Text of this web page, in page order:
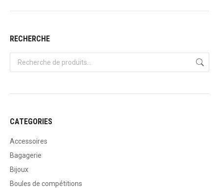
page
RECHERCHE
CATEGORIES
Accessoires
Bagagerie
Bijoux
Boules de compétitions